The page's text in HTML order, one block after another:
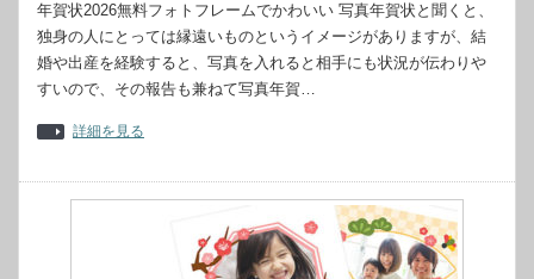
年賀状2026無料フォトフレームでかわいい 写真年賀状と聞くと、
独身の人にとっては縁遠いものというイメージがありますが、結
婚や出産を経験すると、写真を入れると相手にも状況が伝わりや
すいので、その報告も兼ねて写真年賀…
詳細を見る